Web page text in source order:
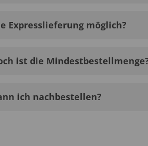
Expresslieferung möglich?
ist die
ich nachbestellen?